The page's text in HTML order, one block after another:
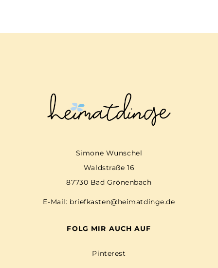
Simone Wunschel
Waldstraße 16
87730 Bad Grönenbach
E-Mail: briefkasten@heimatdinge.de
FOLG MIR AUCH AUF
Pinterest